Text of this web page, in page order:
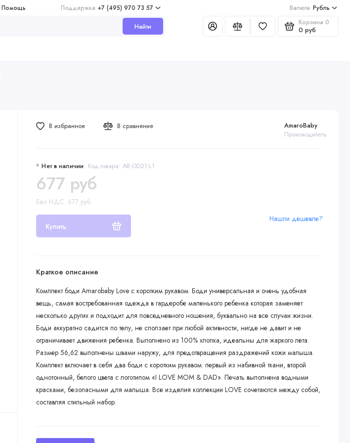
Помощь Поддержка +7 (495) 970 73 57 Валюта Рубль
Найти Корзина 0
0 руб
Нет в наличии Код товара: AB-OD21-L1
AmaroBaby
Производитель
677 руб
Без НДС: 677 руб
Купить
Нашли дешевле?
В избранное В сравнение
Краткое описание
Комплект боди Amarobaby Love с коротким рукавом. Боди универсальная и очень удобная
вещь, самая востребованная одежда в гардеробе маленького ребенка которая заменяет
несколько других и подходит для повседневного ношения, буквально на все случаи жизни.
Боди аккуратно садится по телу, не сползает при любой активности, нигде не давит и не
ограничивает движения ребенка. Выполнено из 100% хлопка, идеальны для жаркого лета.
Размер 56,62 выполнены швами наружу, для предотвращения раздражений кожи малыша.
Комплект включает в себя два боди с коротким рукавом: первый из набивной ткани, второй
однотонный, белого цвета с логотипом «I LOVE MOM & DAD». Печать выполнена водными
красками, безопасными для малыша. Все изделия коллекции LOVE сочетаются между собой,
составляя стильный набор.